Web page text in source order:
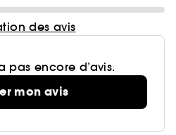
des avis
pas encore d’avis.
mon avis